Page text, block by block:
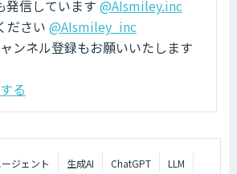
発信しています @AIsmiley.inc
ださい @AIsmiley_inc
ンネル登録もお願いいたします
る
ジェント 生成AI ChatGPT
LLM